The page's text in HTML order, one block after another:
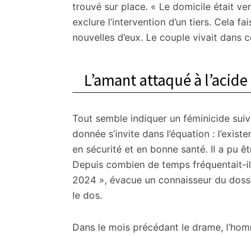
trouvé sur place. « Le domicile était
exclure l’intervention d’un tiers. Cela
nouvelles d’eux. Le couple vivait dans
L’amant attaqué à l’acide
Tout semble indiquer un féminicide
donnée s’invite dans l’équation :
en sécurité et en bonne santé. Il a pu
Depuis combien de temps fréquentait-
2024 », évacue un connaisseur du
le dos.
Dans le mois précédant le drame,